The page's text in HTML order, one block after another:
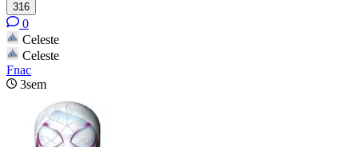
316
0
Celeste
Celeste
Fnac
3sem